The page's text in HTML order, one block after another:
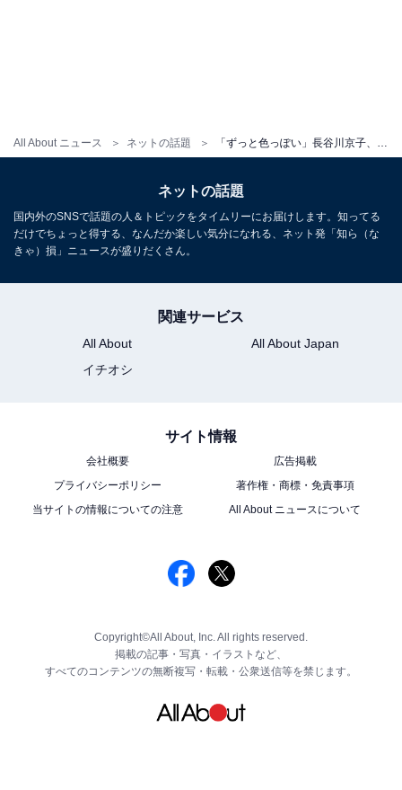
All About ニュース ネットの話題
ネットの話題
国内外のSNSで話題の人＆トピックをタイムリーにお届けします。知ってる
だけでちょっと得する、なんだか楽しい気分になれる、ネット発「知ら（な
きゃ）損」ニュースが盛りだくさん。
関連サービス
All About
All About Japan
イチオシ
サイト情報
会社概要
広告掲載
プライバシーポリシー
著作権・商標・免責事項
当サイトの情報についての注意
All About ニュースについて
Copyright©All About, Inc. All rights reserved.
掲載の記事・写真・イラストなど、
すべてのコンテンツの無断複写・転載・公衆送信等を禁じます。